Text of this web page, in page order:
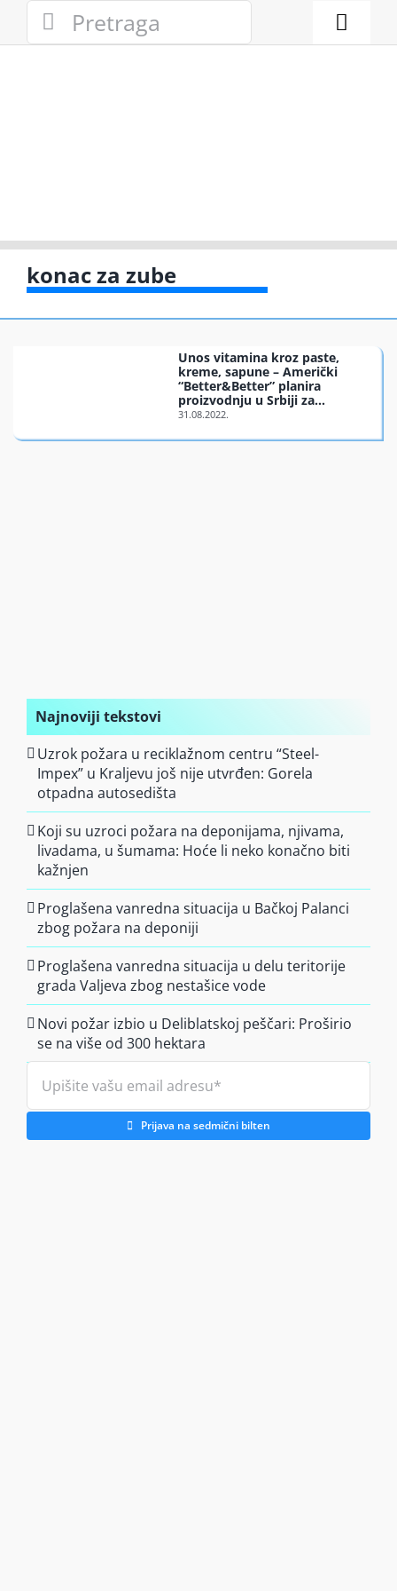
Search
for:
Toggle
Gde
Zelena
konac za zube
Unos vitamina kroz paste,
kreme, sapune – Američki
“Better&Better” planira
proizvodnju u Srbiji za
evropsko tržište
Najnoviji tekstovi
Uzrok požara u reciklažnom centru “Steel-
Impex” u Kraljevu još nije utvrđen: Gorela
otpadna autosedišta
Koji su uzroci požara na deponijama, njivama,
livadama, u šumama: Hoće li neko konačno biti
kažnjen
Proglašena vanredna situacija u Bačkoj Palanci
zbog požara na deponiji
Proglašena vanredna situacija u delu teritorije
grada Valjeva zbog nestašice vode
Novi požar izbio u Deliblatskoj peščari: Proširio
se na više od 300 hektara
Prijava na sedmični bilten